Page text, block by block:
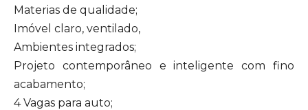
Materias de qualidade;
Imóvel claro, ventilado,
Ambientes integrados;
Projeto contemporâneo e inteligente com fino
acabamento;
4 Vagas para auto;